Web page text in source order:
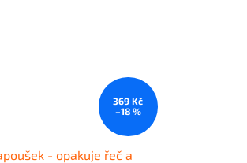
369 Kč
–18 %
- opakuje řeč a